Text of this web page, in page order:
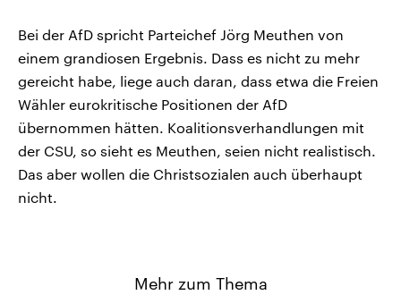
Bei der AfD spricht Parteichef Jörg Meuthen von
einem grandiosen Ergebnis. Dass es nicht zu mehr
gereicht habe, liege auch daran, dass etwa die Freien
Wähler eurokritische Positionen der AfD
übernommen hätten. Koalitionsverhandlungen mit
der CSU, so sieht es Meuthen, seien nicht realistisch.
Das aber wollen die Christsozialen auch überhaupt
nicht.
Mehr zum Thema